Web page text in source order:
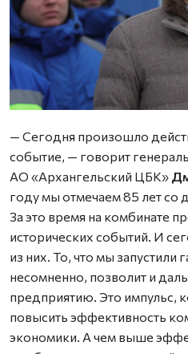
— Сегодня произошло
событие, — говорит
АО «Архангельский ЦБК»
году мы отмечаем 85 лет со
За это время на комбинате
исторических событий. И
из них. То, что мы запустили
несомненно, позволит и
предприятию. Это импульс,
повысить эффективность
экономики. А чем выше